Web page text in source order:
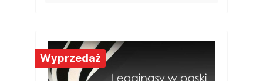
Wyprzedaż